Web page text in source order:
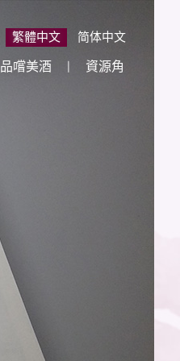
繁體中文 简体中文
品嚐美酒 資源角